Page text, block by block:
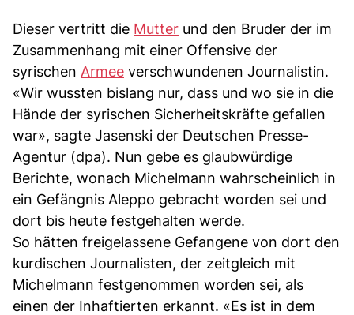
Dieser vertritt die Mutter und den Bruder der im
Zusammenhang mit einer Offensive der
syrischen Armee verschwundenen Journalistin.
«Wir wussten bislang nur, dass und wo sie in die
Hände der syrischen Sicherheitskräfte gefallen
war», sagte Jasenski der Deutschen Presse-
Agentur (dpa). Nun gebe es glaubwürdige
Berichte, wonach Michelmann wahrscheinlich in
ein Gefängnis Aleppo gebracht worden sei und
dort bis heute festgehalten werde.
So hätten freigelassene Gefangene von dort den
kurdischen Journalisten, der zeitgleich mit
Michelmann festgenommen worden sei, als
einen der Inhaftierten erkannt. «Es ist in dem